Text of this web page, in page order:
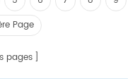
Page
pages